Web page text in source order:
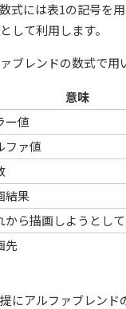
式には表1の記号を
して利用します。
ブレンドの数式で用
意味
ー値
ファ値
結果
から描画しようとし
先
にアルファブレンド